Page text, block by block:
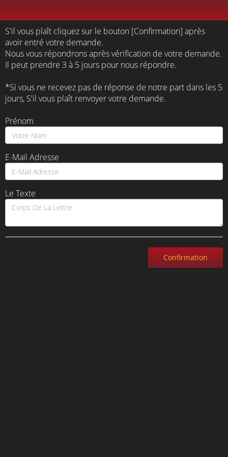
S'il vous plaît cliquez sur le bouton [Confirmation] après
avoir entré votre demande.
Nous vous répondrons après vérification de votre demande.
Il peut prendre 3 à 5 jours pour nous répondre.
*Si vous ne recevez pas de réponse de notre part dans les 5
jours, S'il vous plaît renvoyer votre demande.
Prénom
E-Mail Adresse
Le Texte